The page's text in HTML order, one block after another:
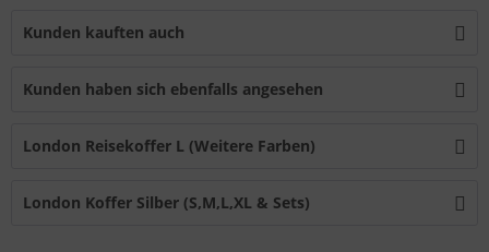
Kunden kauften auch
Kunden haben sich ebenfalls angesehen
London Reisekoffer L (Weitere Farben)
London Koffer Silber (S,M,L,XL & Sets)